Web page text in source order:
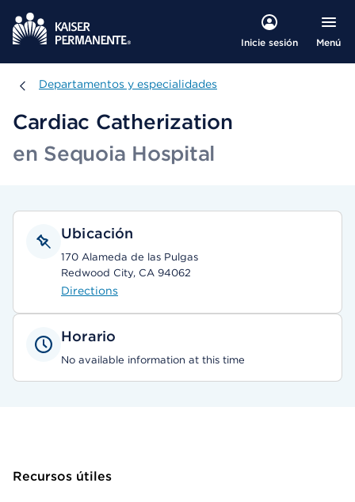
Inicie sesión Menú
Departamentos y especialidades
Departamentos y especialidades
Cardiac Catherization
en Sequoia Hospital
Ubicación
170 Alameda de las Pulgas
Redwood City, CA 94062
Directions
Horario
No available information at this time
Recursos útiles